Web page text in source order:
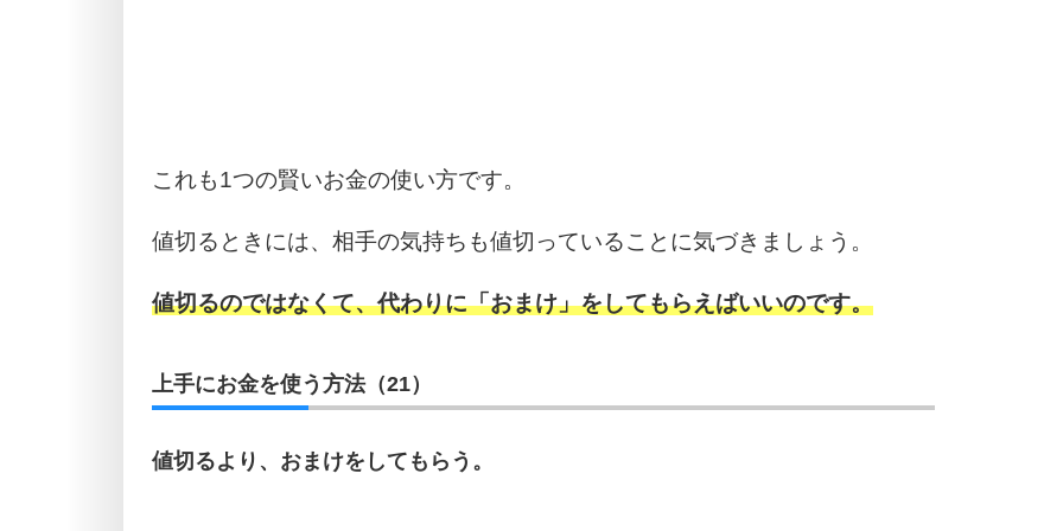
これも1つの賢いお金の使い方です。
値切るときには、相手の気持ちも値切っていることに気づきましょう。
値切るのではなくて、代わりに「おまけ」をしてもらえばいいのです。
上手にお金を使う方法（21）
値切るより、おまけをしてもらう。